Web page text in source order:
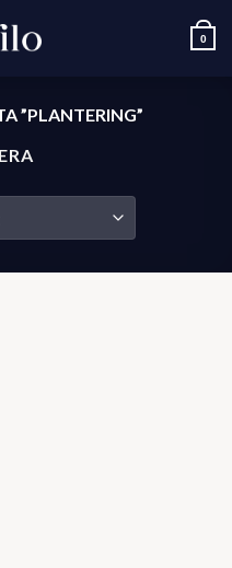
0
”PLANTERING”